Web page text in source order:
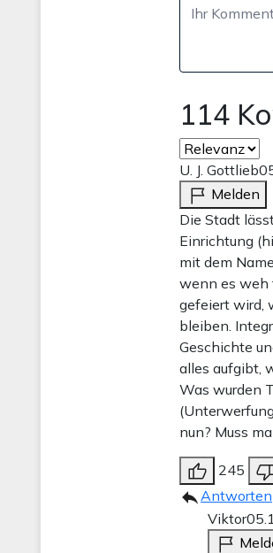
114
U. J. Gottlieb
Melden
Die Stadt
Einrichtung
mit dem
wenn es weh
gefeiert wird,
bleiben.
Geschichte
alles aufgibt,
Was wurden
nun? Muss
245
Antworten
Viktor